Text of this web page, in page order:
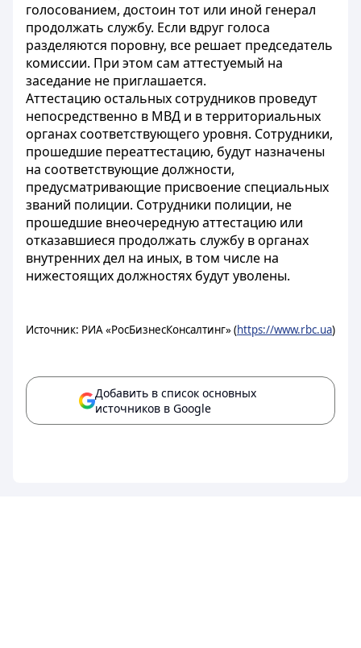
голосованием, достоин тот или иной генерал
продолжать службу. Если вдруг голоса
разделяются поровну, все решает председатель
комиссии. При этом сам аттестуемый на
заседание не приглашается.
Аттестацию остальных сотрудников проведут
непосредственно в МВД и в территориальных
органах соответствующего уровня. Сотрудники,
прошедшие переаттестацию, будут назначены
на соответствующие должности,
предусматривающие присвоение специальных
званий полиции. Сотрудники полиции, не
прошедшие внеочередную аттестацию или
отказавшиеся продолжать службу в органах
внутренних дел на иных, в том числе на
нижестоящих должностях будут уволены.
Источник: РИА «РосБизнесКонсалтинг» (https://www.rbc.ua)
Добавить в список основных
источников в Google